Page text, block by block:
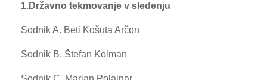
1.Državno tekmovanje v sledenju
Sodnik A. Beti Košuta Arčon
Sodnik B. Štefan Kolman